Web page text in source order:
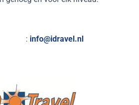
: info@idravel.nl